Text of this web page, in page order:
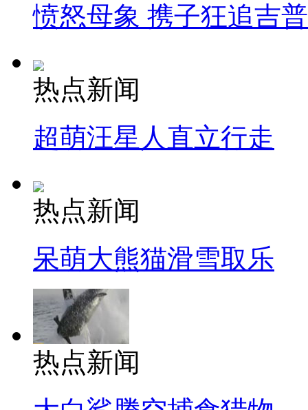
愤怒母象 携子狂追吉
热点新闻
超萌汪星人直立行走
热点新闻
呆萌大熊猫滑雪取乐
热点新闻